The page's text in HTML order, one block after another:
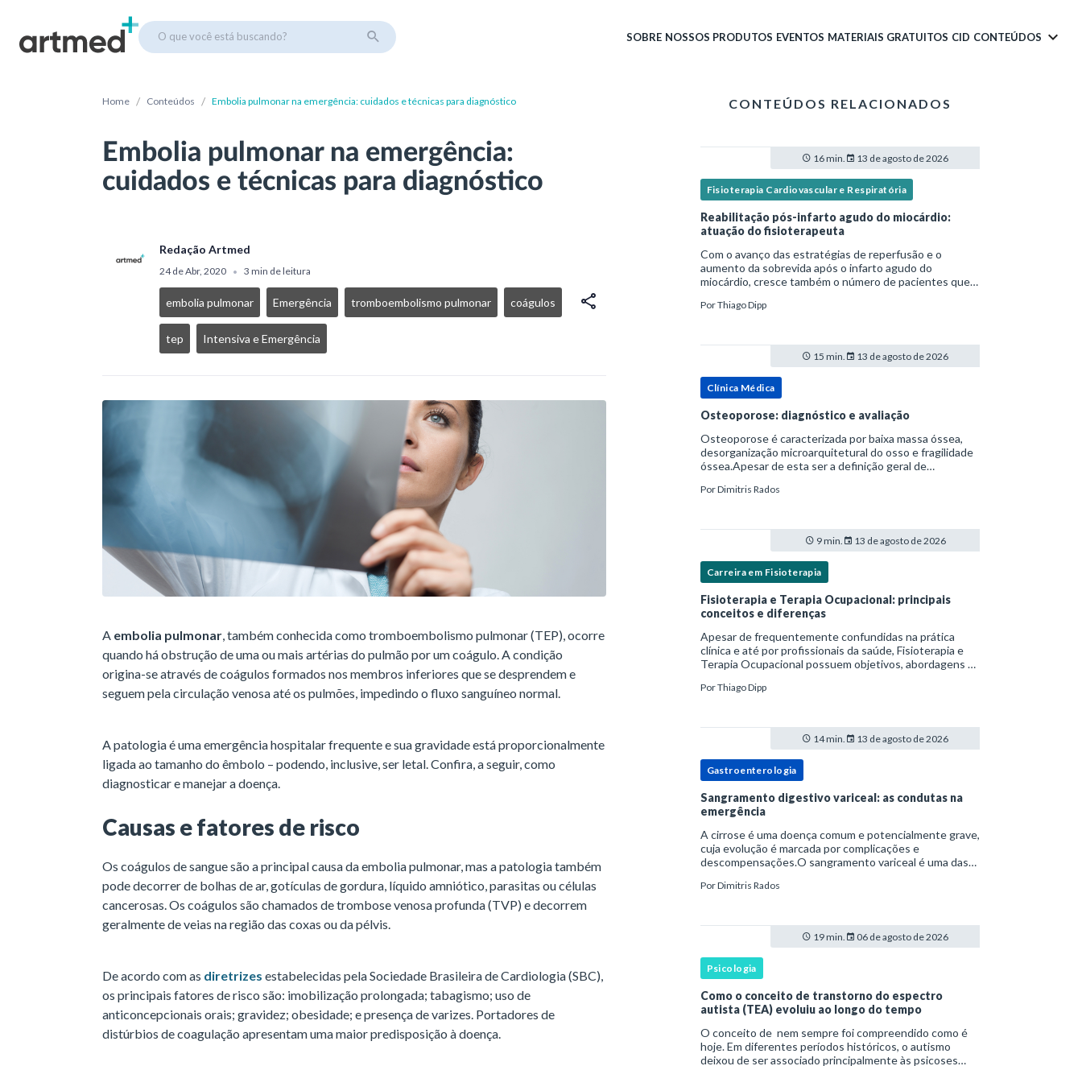
O que você está buscando? SOBRE NOSSOS PRODUTOS EVENTOS MATERIAIS GRATUITOS CID CONTEÚDOS
Home / Conteúdos / Embolia pulmonar na emergência: cuidados e técnicas para diagnóstico
Embolia pulmonar na emergência:
cuidados e técnicas para diagnóstico
Redação Artmed
24 de Abr, 2020 • 3 min de leitura
embolia pulmonar Emergência tromboembolismo pulmonar coágulos
tep Intensiva e Emergência
A embolia pulmonar, também conhecida como tromboembolismo pulmonar (TEP), ocorre
quando há obstrução de uma ou mais artérias do pulmão por um coágulo. A condição
origina-se através de coágulos formados nos membros inferiores que se desprendem e
seguem pela circulação venosa até os pulmões, impedindo o fluxo sanguíneo normal.
A patologia é uma emergência hospitalar frequente e sua gravidade está proporcionalmente
ligada ao tamanho do êmbolo – podendo, inclusive, ser letal. Confira, a seguir, como
diagnosticar e manejar a doença.
Causas e fatores de risco
Os coágulos de sangue são a principal causa da embolia pulmonar, mas a patologia também
pode decorrer de bolhas de ar, gotículas de gordura, líquido amniótico, parasitas ou células
cancerosas. Os coágulos são chamados de trombose venosa profunda (TVP) e decorrem
geralmente de veias na região das coxas ou da pélvis.
De acordo com as diretrizes estabelecidas pela Sociedade Brasileira de Cardiologia (SBC),
os principais fatores de risco são: imobilização prolongada; tabagismo; uso de
anticoncepcionais orais; gravidez; obesidade; e presença de varizes. Portadores de
distúrbios de coagulação apresentam uma maior predisposição à doença.
CONTEÚDOS RELACIONADOS
16 min. 13 de agosto de 2026
Fisioterapia Cardiovascular e Respiratória
Reabilitação pós-infarto agudo do miocárdio:
atuação do fisioterapeuta
Com o avanço das estratégias de reperfusão e o
aumento da sobrevida após o infarto agudo do
miocárdio, cresce também o número de pacientes que
estruturada.Nesse contexto, o fisioterapeuta assume
PorThiago Dipp
15 min. 13 de agosto de 2026
Clínica Médica
Osteoporose: diagnóstico e avaliação
Osteoporose é caracterizada por baixa massa óssea,
desorganização microarquitetural do osso e fragilidade
óssea.Apesar de esta ser a definição geral de
Saúde, ela tem um enfoque patofisiológico, e não c
PorDimitris Rados
9 min. 13 de agosto de 2026
Carreira em Fisioterapia
Fisioterapia e Terapia Ocupacional: principais
conceitos e diferenças
Apesar de frequentemente confundidas na prática
clínica e até por profissionais da saúde, Fisioterapia e
Terapia Ocupacional possuem objetivos, abordagens e
complementares. Entender essas diferenças é essenc
PorThiago Dipp
14 min. 13 de agosto de 2026
Gastroenterologia
Sangramento digestivo variceal: as condutas na
emergência
A cirrose é uma doença comum e potencialmente grave,
cuja evolução é marcada por complicações e
descompensações.O sangramento variceal é uma das
pessoas com cirrose.Ele é causado pela hipertensão
PorDimitris Rados
19 min. 06 de agosto de 2026
Psicologia
Como o conceito de transtorno do espectro
autista (TEA) evoluiu ao longo do tempo
O conceito de nem sempre foi compreendido como é
hoje. Em diferentes períodos históricos, o autismo
deixou de ser associado principalmente às psicoses